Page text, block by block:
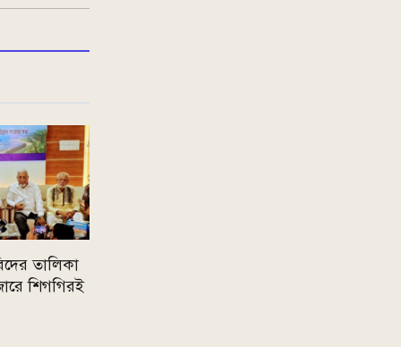
তালিকা
শিগগিরই